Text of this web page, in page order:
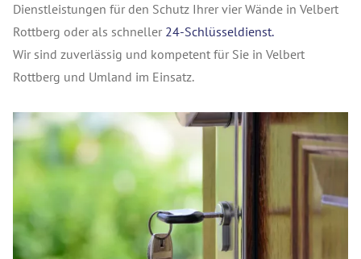
Dienstleistungen für den Schutz Ihrer vier Wände in Velbert
Rottberg oder als schneller 24-Schlüsseldienst.
Wir sind zuverlässig und kompetent für Sie in Velbert
Rottberg und Umland im Einsatz.